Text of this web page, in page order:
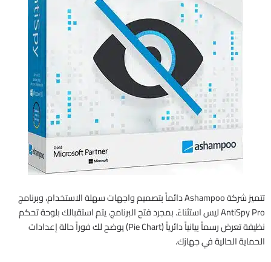
تتميز شركة Ashampoo دائماً بتصميم واجهات سهلة الاستخدام، وبرنامج
AntiSpy Pro ليس استثناءً. بمجرد فتح البرنامج، يتم استقبالك بلوحة تحكم
نظيفة تعرض رسماً بيانياً دائرياً (Pie Chart) يوضح لك فوراً حالة إعدادات
الحماية الحالية في جهازك.